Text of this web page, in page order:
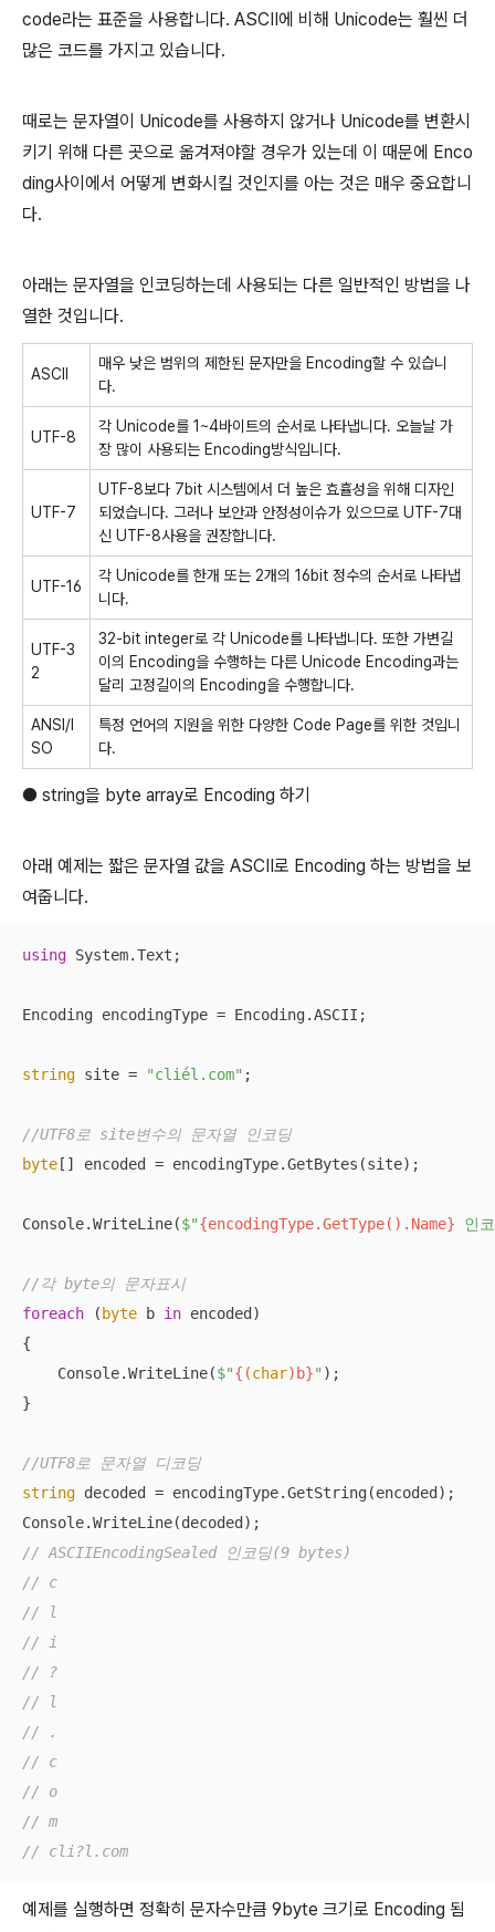
code라는 표준을 사용합니다. ASCII에 비해 Unicode는 훨씬 더
많은 코드를 가지고 있습니다.
때로는 문자열이 Unicode를 사용하지 않거나 Unicode를 변환시
키기 위해 다른 곳으로 옮겨져야할 경우가 있는데 이 때문에 Enco
ding사이에서 어떻게 변화시킬 것인지를 아는 것은 매우 중요합니
다.
아래는 문자열을 인코딩하는데 사용되는 다른 일반적인 방법을 나
열한 것입니다.
ASCII
매우 낮은 범위의 제한된 문자만을 Encoding할 수 있습니
다.
UTF-8
각 Unicode를 1~4바이트의 순서로 나타냅니다. 오늘날 가
장 많이 사용되는 Encoding방식입니다.
UTF-7
UTF-8보다 7bit 시스템에서 더 높은 효휼성을 위해 디자인
되었습니다. 그러나 보안과 안정성이슈가 있으므로 UTF-7대
신 UTF-8사용을 권장합니다.
UTF-16
각 Unicode를 한개 또는 2개의 16bit 정수의 순서로 나타냅
니다.
UTF-3
2
32-bit integer로 각 Unicode를 나타냅니다. 또한 가변길
이의 Encoding을 수행하는 다른 Unicode Encoding과는
달리 고정길이의 Encoding을 수행합니다.
ANSI/I
SO
특정 언어의 지원을 위한 다양한 Code Page를 위한 것입니
다.
● string을 byte array로 Encoding 하기
아래 예제는 짧은 문자열 값을 ASCII로 Encoding 하는 방법을 보
여줍니다.
using System.Text;
Encoding encodingType = Encoding.ASCII;
string site = "cliél.com" ;
//UTF8로 site변수의 문자열 인코딩
byte [] encoded = encodingType.GetBytes(site);
Console.WriteLine($"{encodingType.GetType().Name} 인
//각 byte의 문자표시
foreach ( byte b in encoded)
{
    Console.WriteLine(
$"{(char)b}" );
}
//UTF8로 문자열 디코딩
string decoded = encodingType.GetString(encoded);
// ASCIIEncodingSealed 인코딩(9 bytes)
// c
// l
// i
// ?
// l
// .
// c
// o
// m
// cli?l.com
예제를 실행하면 정확히 문자수만큼 9byte 크기로 Encoding 됨